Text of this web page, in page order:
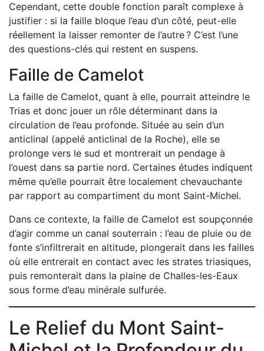
Cependant, cette double fonction paraît complexe à
justifier : si la faille bloque l’eau d’un côté, peut-elle
réellement la laisser remonter de l’autre ? C’est l’une
des questions-clés qui restent en suspens.
Faille de Camelot
La faille de Camelot, quant à elle, pourrait atteindre le
Trias et donc jouer un rôle déterminant dans la
circulation de l’eau profonde. Située au sein d’un
anticlinal (appelé anticlinal de la Roche), elle se
prolonge vers le sud et montrerait un pendage à
l’ouest dans sa partie nord. Certaines études indiquent
même qu’elle pourrait être localement chevauchante
par rapport au compartiment du mont Saint-Michel.
Dans ce contexte, la faille de Camelot est soupçonnée
d’agir comme un canal souterrain : l’eau de pluie ou de
fonte s’infiltrerait en altitude, plongerait dans les failles
où elle entrerait en contact avec les strates triasiques,
puis remonterait dans la plaine de Challes-les-Eaux
sous forme d’eau minérale sulfurée.
Le Relief du Mont Saint-